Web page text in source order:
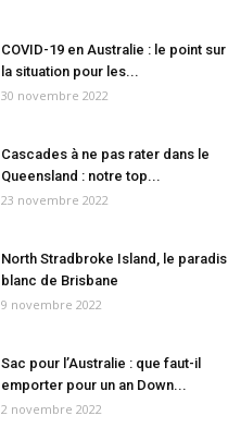
COVID-19 en Australie : le point sur
la situation pour les...
30 novembre 2022
Cascades à ne pas rater dans le
Queensland : notre top...
23 novembre 2022
North Stradbroke Island, le paradis
blanc de Brisbane
9 novembre 2022
Sac pour l’Australie : que faut-il
emporter pour un an Down...
2 novembre 2022